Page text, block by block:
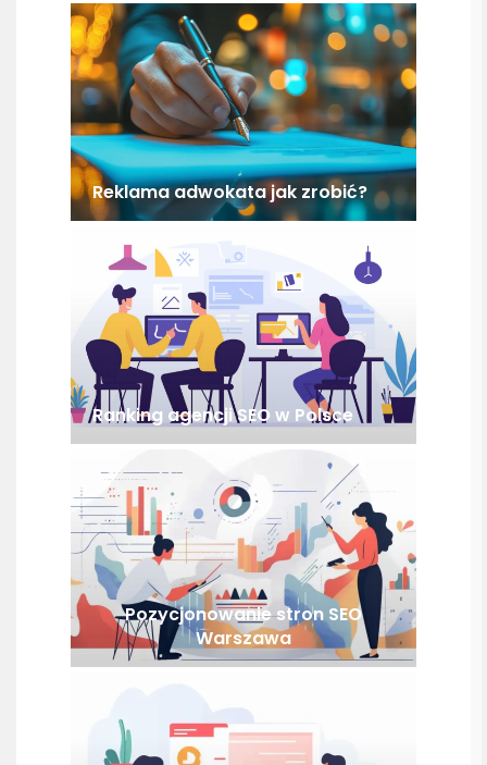
Reklama adwokata jak zrobić?
Ranking agencji SEO w Polsce
Pozycjonowanie stron SEO
Warszawa